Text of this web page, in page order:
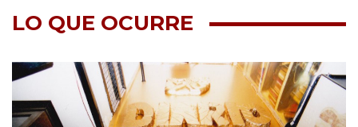
LO QUE OCURRE